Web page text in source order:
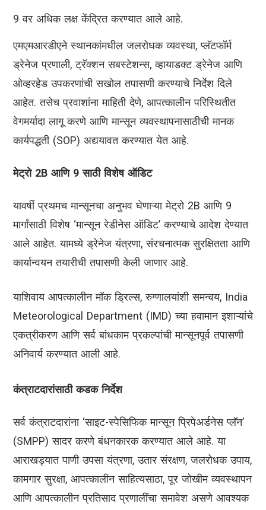
9 वर अधिक लक्ष केंद्रित करण्यात आले आहे.
एमएमआरडीएने स्थानकांमधील जलरोधक व्यवस्था, प्लॅटफॉर्म
ड्रेनेज प्रणाली, ट्रॅक्शन सबस्टेशन्स, व्हायाडक्ट ड्रेनेज आणि
ओव्हरहेड उपकरणांची सखोल तपासणी करण्याचे निर्देश दिले
आहेत. तसेच प्रवाशांना माहिती देणे, आपत्कालीन परिस्थितीत
वेगमर्यादा लागू करणे आणि मान्सून व्यवस्थापनासाठीची मानक
कार्यपद्धती (SOP) अद्ययावत करण्यात येत आहे.
मेट्रो 2B आणि 9 साठी विशेष ऑडिट
यावर्षी प्रथमच मान्सूनचा अनुभव घेणाऱ्या मेट्रो 2B आणि 9
मार्गांसाठी विशेष ‘मान्सून रेडीनेस ऑडिट’ करण्याचे आदेश देण्यात
आले आहेत. यामध्ये ड्रेनेज यंत्रणा, संरचनात्मक सुरक्षितता आणि
कार्यान्वयन तयारीची तपासणी केली जाणार आहे.
याशिवाय आपत्कालीन मॉक ड्रिल्स, रुग्णालयांशी समन्वय, India
Meteorological Department (IMD) च्या हवामान इशाऱ्यांचे
एकत्रीकरण आणि सर्व बांधकाम प्रकल्पांची मान्सूनपूर्व तपासणी
अनिवार्य करण्यात आली आहे.
कंत्राटदारांसाठी कडक निर्देश
सर्व कंत्राटदारांना ‘साइट-स्पेसिफिक मान्सून प्रिपेअर्डनेस प्लॅन’
(SMPP) सादर करणे बंधनकारक करण्यात आले आहे. या
आराखड्यात पाणी उपसा यंत्रणा, उतार संरक्षण, जलरोधक उपाय,
कामगार सुरक्षा, आपत्कालीन साहित्यसाठा, पूर जोखीम व्यवस्थापन
आणि आपत्कालीन प्रतिसाद प्रणालींचा समावेश असणे आवश्यक